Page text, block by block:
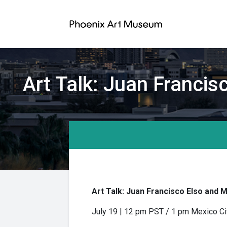
Art Talk: Juan
Art Talk: Juan Francisco Elso and
July 19 | 12 pm PST / 1 pm Mexico